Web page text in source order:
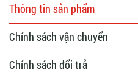
Thông tin sản phẩm
Chính sách vận chuyển
Chính sách đổi trả